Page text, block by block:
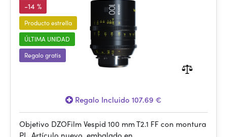
-14 %
Producto estrella
ÚLTIMA UNIDAD
Regalo gratis
Regalo Incluido 107.69 €
Objetivo DZOFilm Vespid 100 mm T2.1 FF con montura